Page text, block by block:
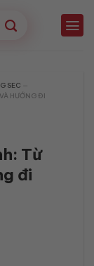
SEC —
HƯỚNG ĐI
Từ
đi